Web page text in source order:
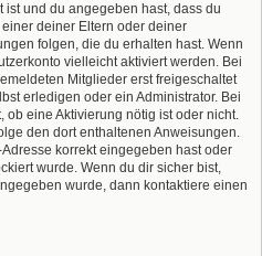
ist und du angegeben hast, dass du
deiner Eltern oder deiner
folgen, die du erhalten hast. Wenn
vielleicht aktiviert werden. Bei
Mitglieder erst freigeschaltet
erledigen oder ein Administrator. Bei
eine Aktivierung nötig ist oder nicht.
den dort enthaltenen Anweisungen.
korrekt eingegeben hast oder
wurde. Wenn du dir sicher bist,
wurde, dann kontaktiere einen